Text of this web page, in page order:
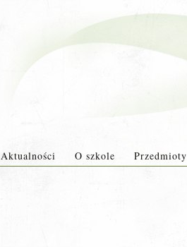
Aktualności O szkole Przedmioty